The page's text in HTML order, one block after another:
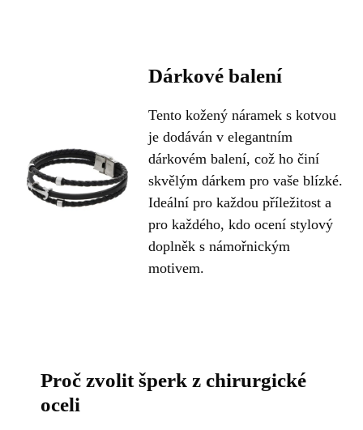
Dárkové balení
Tento kožený náramek s kotvou
je dodáván v elegantním
dárkovém balení, což ho činí
skvělým dárkem pro vaše blízké.
Ideální pro každou příležitost a
pro každého, kdo ocení stylový
doplněk s námořnickým
motivem.
Proč zvolit šperk z chirurgické
oceli